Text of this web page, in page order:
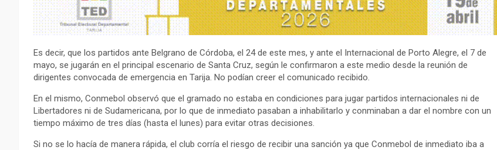
Es decir, que los partidos ante Belgrano de Córdoba, el 24 de este mes, y ante el Internacional de Porto Alegre, el 7 de
mayo, se jugarán en el principal escenario de Santa Cruz, según le confirmaron a este medio desde la reunión de
dirigentes convocada de emergencia en Tarija. No podían creer el comunicado recibido.
En el mismo, Conmebol observó que el gramado no estaba en condiciones para jugar partidos internacionales ni de
Libertadores ni de Sudamericana, por lo que de inmediato pasaban a inhabilitarlo y conminaban a dar el nombre con un
tiempo máximo de tres días (hasta el lunes) para evitar otras decisiones.
Si no se lo hacía de manera rápida, el club corría el riesgo de recibir una sanción ya que Conmebol de inmediato iba a